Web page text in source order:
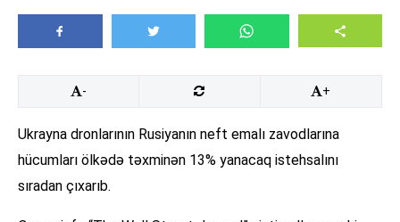
- +
Ukrayna dronlarının Rusiyanın neft emalı zavodlarına
hücumları ölkədə təxminən 13% yanacaq istehsalını
sıradan çıxarıb.